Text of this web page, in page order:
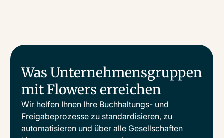
Was Unternehmensgruppen
mit Flowers erreichen
Wir helfen Ihnen Ihre Buchhaltungs- und
Freigabeprozesse zu standardisieren, zu
automatisieren und über alle Gesellschaften